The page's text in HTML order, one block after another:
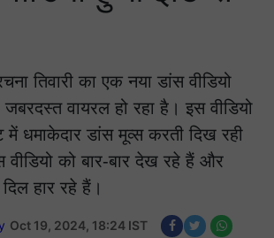
तिवारी का एक नया डांस वीडियो
जबरदस्त वायरल हो रहा है। इस वीडियो
धमाकेदार डांस मूव्स करती दिख रही
को बार-बार देख रहे हैं और
हार रहे हैं।
Oct 19, 2024, 18:24 IST